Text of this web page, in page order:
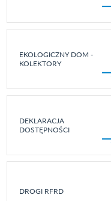
EKOLOGICZNY DOM -
KOLEKTORY
DEKLARACJA
DOSTĘPNOŚCI
DROGI RFRD